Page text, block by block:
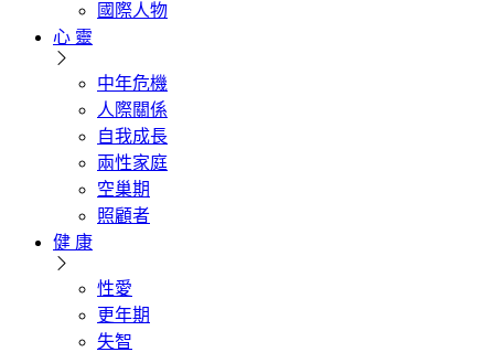
國際人物
心 靈
中年危機
人際關係
自我成長
兩性家庭
空巢期
照顧者
健 康
性愛
更年期
失智